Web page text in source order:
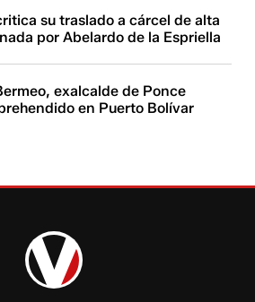
su traslado a cárcel de alta
por Abelardo de la Espriella
exalcalde de Ponce
en Puerto Bolívar